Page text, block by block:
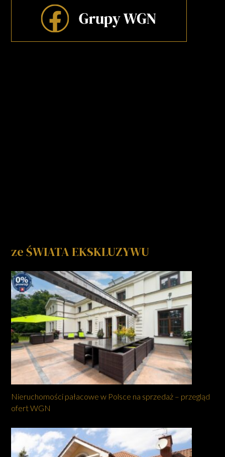
ze ŚWIATA EKSKLUZYWU
Nieruchomości pałacowe w Polsce na sprzedaż – przegląd
ofert WGN